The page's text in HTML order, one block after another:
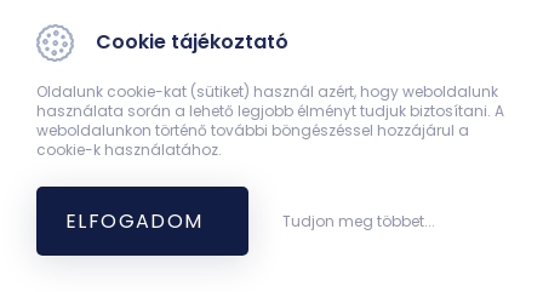
35. A vastagbél szerepe. Székletképződés és
ürítés.
36. A gasztrointesztinális rendszer
szabályozásának alapelvei.
Cookie tájékoztató
Oldalunk cookie-kat (sütiket) használ azért, hogy weboldalunk
használata során a lehető legjobb élményt tudjuk biztosítani. A
weboldalunkon történő további böngészéssel hozzájárul a
cookie-k használatához.
ELFOGADOM Tudjon meg többet...